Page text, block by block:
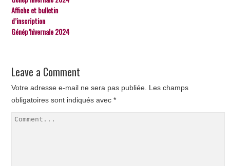
Affiche et bulletin
d’inscription
Génép’hivernale 2024
Leave a Comment
Votre adresse e-mail ne sera pas publiée. Les champs
obligatoires sont indiqués avec*